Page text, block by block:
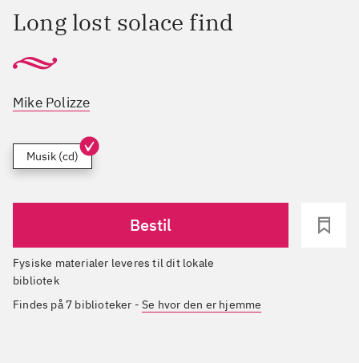
Long lost solace find
Mike Polizze
Musik (cd)
Bestil
Fysiske materialer leveres til dit lokale
bibliotek
Findes på 7 biblioteker -Se hvor den er hjemme